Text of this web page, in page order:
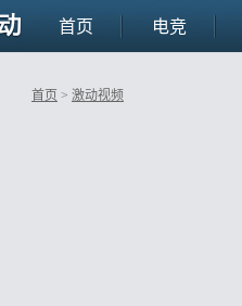
首页 电竞
首页 > 激动视频